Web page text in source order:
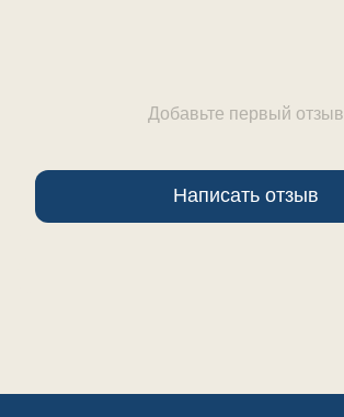
Добавьте первый отзыв
Написать отзыв